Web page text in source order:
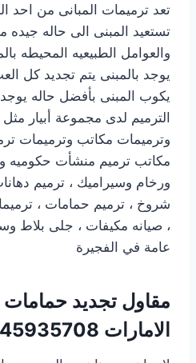
تعد ترميمات المبانى من احد
تستعيد المبنى الى حاله جيده
والعوامل الطبيعيه المحيطه
يوجد بالمبنى يتم تجديد كل
يكوب المبنى بأفضل حاله
الترميم لدى مجموعة أبيار
وترميمات مكاتب وترميمات
مكاتب ترميم منشأت حكوميه
ورخام وسيراميك ، ترميم
شروخ ، ترميم حمامات ،
، صيانه مكيفات ، جلى بلاط
عامة في الفجيرة
مقاول تجديد
الامارات 0545935708 –